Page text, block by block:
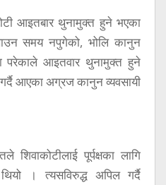
आइतबार थुनामुक्त हुने भएका
समय नपुगेको, भोलि कानुन
परेकाले आइतवार थुनामुक्त हुने
आएका अग्रज कानुन व्यवसायी
पूर्पक्षका लागि
। त्यसविरुद्ध अपिल गर्दै